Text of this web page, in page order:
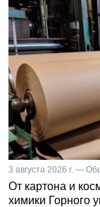
3 августа 2026 г. —
От картона и
химики Горного